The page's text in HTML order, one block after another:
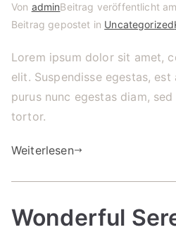
Von adminBeitrag veröffentlicht am
Beitrag gepostet in Uncategorized
Lorem ipsum dolor sit amet,
elit. Suspendisse egestas,
purus nunc egestas diam,
tortor.
Weiterlesen
Wonderful